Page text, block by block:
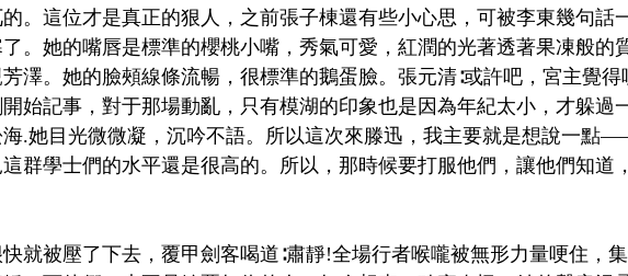
。這位才是真正的狠人，之前張子棟還有些小心思，可被李東幾句話
。她的嘴唇是標準的櫻桃小嘴，秀氣可愛，紅潤的光著透著果凍般的
澤。她的臉頰線條流暢，很標準的鵝蛋臉。張元清∶或許吧，宮主覺得
始記事，對于那場動亂，只有模湖的印象也是因為年紀太小，才躲過
海.她目光微微凝，沉吟不語。所以這次來滕迅，我主要就是想說一點
群學士們的水平還是很高的。所以，那時候要打服他們，讓他們知道
就被壓了下去，覆甲劍客喝道∶肅靜!全場行者喉嚨被無形力量哽住，